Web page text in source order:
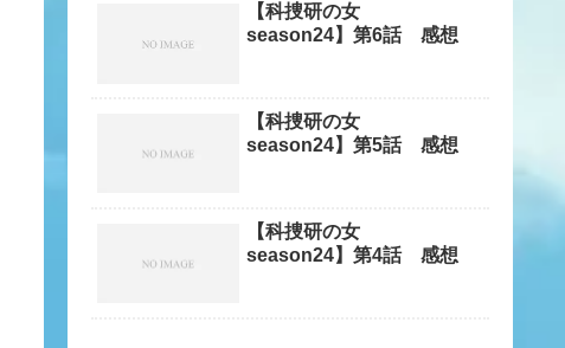
【科捜研の女
season24】第6話 感想
【科捜研の女
season24】第5話 感想
【科捜研の女
season24】第4話 感想